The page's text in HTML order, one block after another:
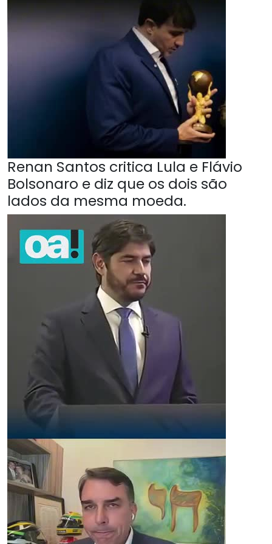
Renan Santos critica Lula e Flávio
Bolsonaro e diz que os dois são
lados da mesma moeda.